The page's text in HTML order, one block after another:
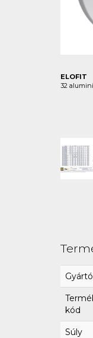
ELOFIT
32
Gyártó
kód
Súly